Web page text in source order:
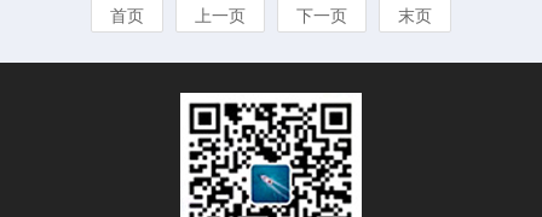
首页 上一页 下一页 末页